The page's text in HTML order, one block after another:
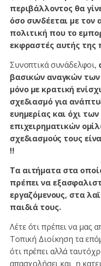
περιβάλλοντος θα
όσο συνδέεται με τον
πολιτική που το
εκφραστές αυτής της
Συνοπτικά συνάδελφοι,
βασικών αναγκών των
μόνο με κρατική
σχεδιασμό για
ευημερίας και όχι
επιχειρηματικών
σχεδιασμούς τους
!!
Τα αιτήματα στα
πρέπει να
εργαζόμενους, στα
παιδιά τους.
Λέτε ότι πρέπει να μας
Τοπική Διοίκηση τα
ότι πρέπει αλλά
απασχολήσει και η